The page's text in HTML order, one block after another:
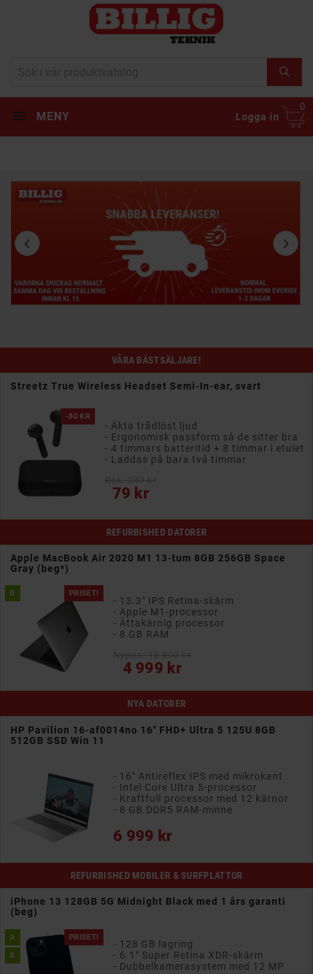
MENY Logga in
0
VÅRA BÄSTSÄLJARE!
In-ear, svart
så de sitter bra
+ 8 timmar i etuiet
två timmar
Menalux 1800
- Passar
- 50% längre
REFURBISHED DATORER
Apple MacBook Air 2020 M1 13-tum 8GB 256GB Space
Gray (beg*)
PRISET!
B
- 13.3" IPS Retina-skärm
- Apple M1-processor
- Åttakärnig processor
- 8 GB RAM
4 999 kr
Pris
NYA DATORER
HP Pavilion 16-af0014no 16" FHD+ Ultra 5 125U 8GB
512GB SSD Win 11
- 16" Antireflex IPS med mikrokant
- Intel Core Ultra 5-processor
- Kraftfull processor med 12 kärnor
- 8 GB DDR5 RAM-minne
6 999 kr
Pris
REFURBISHED MOBILER & SURFPLATTOR
iPhone 13 128GB 5G Midnight Black med 1 års garanti
(beg)
PRISET!
A
B
- 128 GB lagring
- 6.1" Super Retina XDR-skärm
- Dubbelkamerasystem med 12 MP